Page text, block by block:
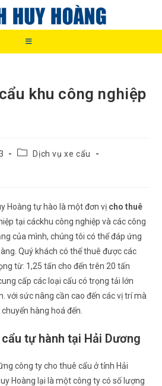
khu công nghiệp
PostDịch vụ xe cẩu
Hoàng tự hào là một đơn vị cho thuê
tại cáckhu công nghiệp và các công
của mình, chúng tôi có thể đáp ứng
Quý khách có thể thuê được các
từ: 1,25 tấn cho đến trên 20 tấn
cấp các loại cẩu có trọng tải lớn
với sức nâng cần cao đến các vị trí mà
hàng hoá đến.
tự hành tại Hải Dương
công ty cho thuê cẩu ở tỉnh Hải
Hoàng lại là một công ty có số lượng